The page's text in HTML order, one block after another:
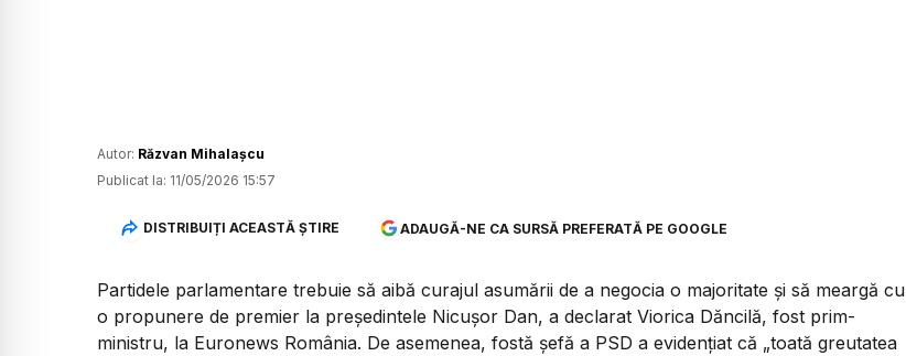
Autor: Răzvan Mihalașcu
Publicat la: 11/05/2026 15:57
DISTRIBUIȚI ACEASTĂ ȘTIRE ADAUGĂ-NE CA SURSĂ PREFERATĂ PE GOOGLE
Partidele parlamentare trebuie să aibă curajul asumării de a negocia o majoritate și să meargă cu
o propunere de premier la președintele Nicușor Dan, a declarat Viorica Dăncilă, fost prim-
ministru, la Euronews România. De asemenea, fostă șefă a PSD a evidențiat că „toată greutatea